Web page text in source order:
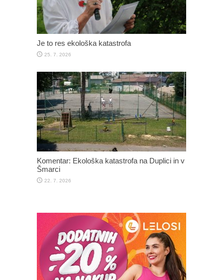
Je to res ekološka katastrofa
25. 7. 2026
Komentar: Ekološka katastrofa na Duplici in v
Šmarci
22. 7. 2026